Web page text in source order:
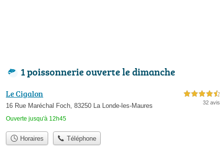
1 poissonnerie ouverte le dimanche
Le Cigalon
16 Rue Maréchal Foch, 83250 La Londe-les-Maures
Ouverte jusqu'à 12h45
4,5 étoiles sur 5
32 avis
Horaires Téléphone